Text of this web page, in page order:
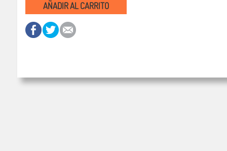
AÑADIR AL CARRITO